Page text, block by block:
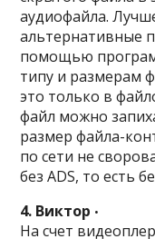
аудиофайла.
альтернативные
помощью
типу и размерам
это только в
файл можно
размер файла-
по сети не
без ADS, то есть
4. Виктор •
На счет